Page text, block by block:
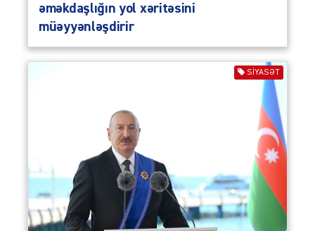
əməkdaşlığın yol xəritəsini
müəyyənləşdirir
SIYASƏT